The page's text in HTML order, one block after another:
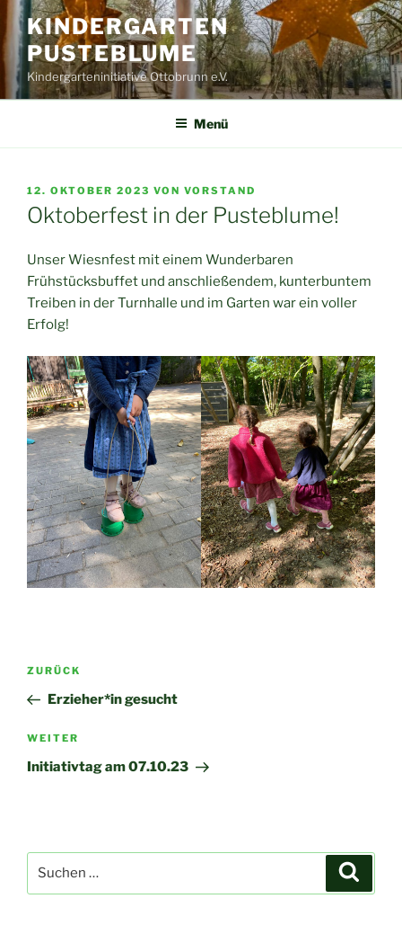
Zum
Inhalt
springen
KINDERGARTEN
PUSTEBLUME
Kindergarteninitiative Ottobrunn e.V.
Menü
VERÖFFENTLICHT
AM
12. OKTOBER 2023 VON VORSTAND
Oktoberfest in der Pusteblume!
Unser Wiesnfest mit einem Wunderbaren
Frühstücksbuffet und anschließendem, kunterbuntem
Treiben in der Turnhalle und im Garten war ein voller
Erfolg!
Beitragsnavigation
Vorheriger
Beitrag
ZURÜCK
Erzieher*in gesucht
Nächster
Beitrag
WEITER
Initiativtag am 07.10.23
nach: